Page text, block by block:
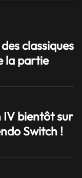
classiques
la partie
IV bientôt sur
Switch !